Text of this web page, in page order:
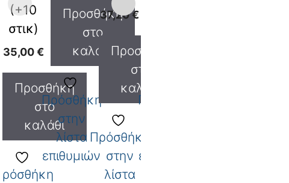
(+10
στικ)
35,00€
Προσθήκη
στο
καλάθι
Πρόσθήκη
Προσθήκη
στο
καλάθι
Πρόσθήκη
στην
λίστα
επιθυμιών
37,20€
Προσθήκη
στο
καλάθι
Πρόσθήκη
στην
λίστα
Πρόσθήκη
επιθυμιών